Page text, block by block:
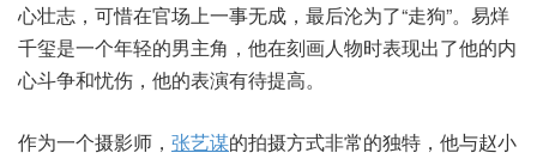
心壮志，可惜在官场上一事无成，最后沦为了“走狗”。易烊
千玺是一个年轻的男主角，他在刻画人物时表现出了他的内
心斗争和忧伤，他的表演有待提高。
作为一个摄影师， 张艺谋的拍摄方式非常的独特，他与赵小